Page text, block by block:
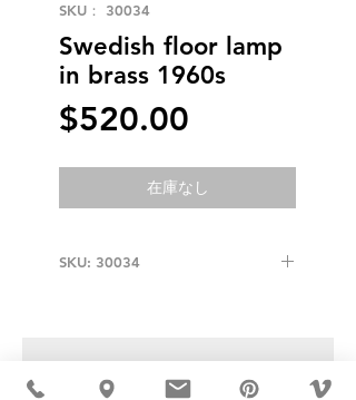
SKU： 30034
Swedish floor lamp
in brass 1960s
$520.00
格
在庫なし
SKU: 30034